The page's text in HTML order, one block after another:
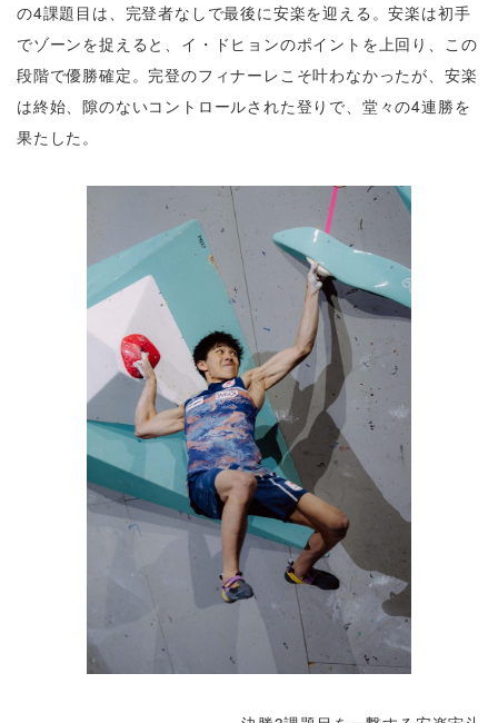
の4課題目は、完登者なしで最後に安楽を迎える。安楽は初手
でゾーンを捉えると、イ・ドヒョンのポイントを上回り、この
段階で優勝確定。完登のフィナーレこそ叶わなかったが、安楽
は終始、隙のないコントロールされた登りで、堂々の4連勝を
果たした。